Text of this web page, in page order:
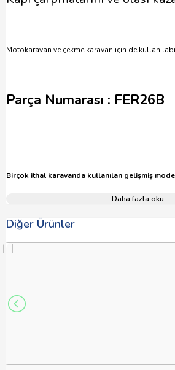
Motokaravan ve çekme karavan için de
Parça Numarası : FER26B
Birçok ithal karavanda kullanılan gelişmiş
Daha fazla oku
Diğer Ürünler